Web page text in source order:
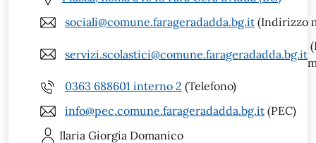
sociali@comune.farageradadda.bg.it (Indirizzo
servizi.scolastici@comune.farageradadda.bg.it
0363 688601 interno 2 (Telefono)
info@pec.comune.farageradadda.bg.it (PEC)
Ilaria Giorgia Domanico